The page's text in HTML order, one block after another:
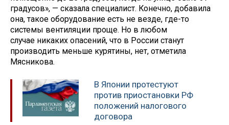
градусов», — сказала специалист. Конечно, добавила
она, такое оборудование есть не везде, где-то
системы вентиляции проще. Но в любом
случае никаких опасений, что в России станут
производить меньше курятины, нет, отметила
Мясникова.
В Японии протестуют
против приостановки РФ
положений налогового
договора